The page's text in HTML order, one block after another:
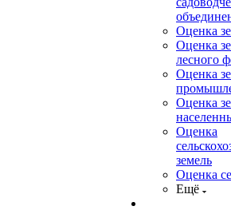
Оценка
Оценка
лесного
Оценка
Оценка
Оценка
земель
Оценка
Ещё